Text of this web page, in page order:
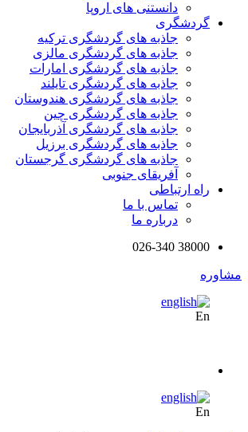
دانستنی های اروپا
گردشگری
جاذبه های گردشگری ترکیه
جاذبه های گردشگری مالزی
جاذبه های گردشگری امارات
جاذبه های گردشگری تایلند
جاذبه های گردشگری هندوستان
جاذبه های گردشگری چین
جاذبه های گردشگری آذربایجان
جاذبه های گردشگری برزیل
جاذبه های گردشگری گرجستان
آفریقای جنوبی
راه ارتباطی
تماس با ما
درباره ما
38000 026-340
مشاوره
En
En